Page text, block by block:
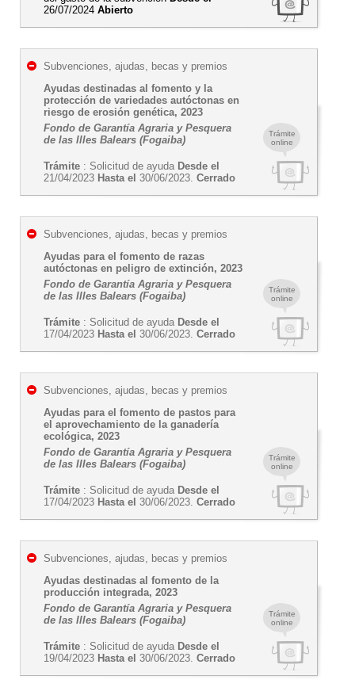
26/07/2024 Abierto
Trámite
online
Subvenciones, ajudas, becas y premios
Ayudas destinadas al fomento y la
protección de variedades autóctonas en
riesgo de erosión genética, 2023
Fondo de Garantía Agraria y Pesquera
de las Illes Balears (Fogaiba)
Trámite : Solicitud de ayuda Desde el
21/04/2023 Hasta el 30/06/2023. Cerrado
Trámite
online
Subvenciones, ajudas, becas y premios
Ayudas para el fomento de razas
autóctonas en peligro de extinción, 2023
Fondo de Garantía Agraria y Pesquera
de las Illes Balears (Fogaiba)
Trámite : Solicitud de ayuda Desde el
17/04/2023 Hasta el 30/06/2023. Cerrado
Trámite
online
Subvenciones, ajudas, becas y premios
Ayudas para el fomento de pastos para
el aprovechamiento de la ganadería
ecológica, 2023
Fondo de Garantía Agraria y Pesquera
de las Illes Balears (Fogaiba)
Trámite : Solicitud de ayuda Desde el
17/04/2023 Hasta el 30/06/2023. Cerrado
Trámite
online
Subvenciones, ajudas, becas y premios
Ayudas destinadas al fomento de la
producción integrada, 2023
Fondo de Garantía Agraria y Pesquera
de las Illes Balears (Fogaiba)
Trámite : Solicitud de ayuda Desde el
19/04/2023 Hasta el 30/06/2023. Cerrado